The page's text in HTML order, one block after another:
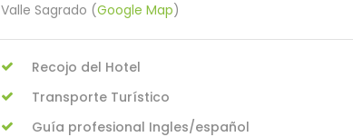
Valle Sagrado (Google Map)
Recojo del Hotel
Transporte Turístico
Guía profesional Ingles/español